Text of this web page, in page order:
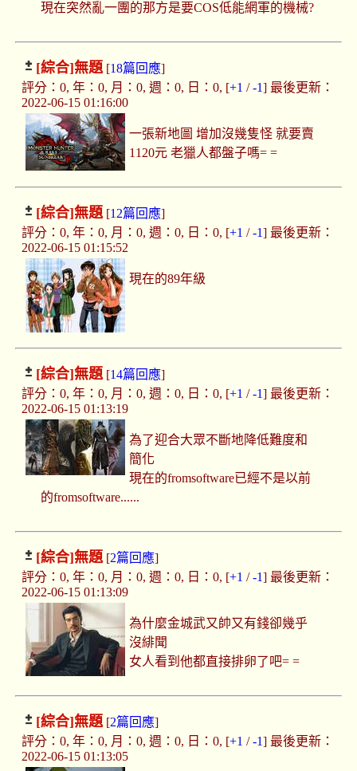
現在突然亂一團的那方是要COS低能網軍的機械?
[綜合]無題[18篇回應]
評分：0, 年：0, 月：0, 週：0, 日：0, [+1 /-1] 最後更新：
2022-06-15 01:16:00
一張新地圖 增加沒幾隻怪 就要賣
1120元 老獵人都盤子嗎= =
[綜合]無題[12篇回應]
評分：0, 年：0, 月：0, 週：0, 日：0, [+1 /-1] 最後更新：
2022-06-15 01:15:52
現在的89年級
[綜合]無題[14篇回應]
評分：0, 年：0, 月：0, 週：0, 日：0, [+1 /-1] 最後更新：
2022-06-15 01:13:19
為了迎合大眾不斷地降低難度和
簡化
現在的fromsoftware已經不是以前
的fromsoftware......
[綜合]無題[2篇回應]
評分：0, 年：0, 月：0, 週：0, 日：0, [+1 /-1] 最後更新：
2022-06-15 01:13:09
為什麼金城武又帥又有錢卻幾乎
沒緋聞
女人看到他都直接排卵了吧= =
[綜合]無題[2篇回應]
評分：0, 年：0, 月：0, 週：0, 日：0, [+1 /-1] 最後更新：
2022-06-15 01:13:05